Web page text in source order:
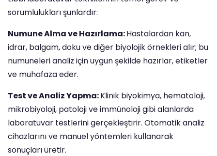
sorumlulukları şunlardır:
Numune Alma ve Hazırlama:Hastalardan kan,
idrar, balgam, doku ve diğer biyolojik örnekleri alır; bu
numuneleri analiz için uygun şekilde hazırlar, etiketler
ve muhafaza eder.
Test ve Analiz Yapma:Klinik biyokimya, hematoloji,
mikrobiyoloji, patoloji ve immünoloji gibi alanlarda
laboratuvar testlerini gerçekleştirir. Otomatik analiz
cihazlarını ve manuel yöntemleri kullanarak
sonuçları üretir.